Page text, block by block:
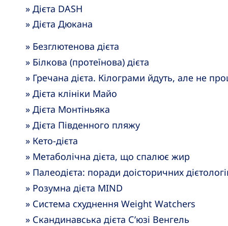
» Дієта DASH
» Дієта Дюкана
» Безглютенова дієта
» Білкова (протеїнова) дієта
» Гречана дієта. Кілограми йдуть, але не
» Дієта клініки Майо
» Дієта Монтіньяка
» Дієта Південного пляжу
» Кето-дієта
» Метаболічна дієта, що спалює жир
» Палеодієта: поради доісторичних
» Розумна дієта MIND
» Система схуднення Weight Watchers
» Скандинавська дієта С’юзі Венгель